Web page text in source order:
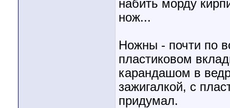
набить морду
нож...
Ножны - почти по
пластиковом
карандашом в
зажигалкой, с
придумал.